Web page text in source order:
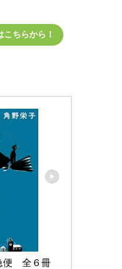
ちらから！
便　全６冊